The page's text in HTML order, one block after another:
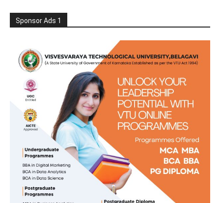
Sponsor Ads 1